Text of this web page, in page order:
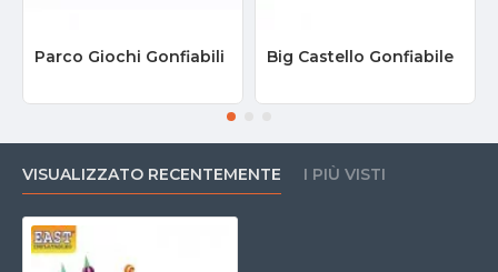
Parco Giochi Gonfiabili Big Castello Gonfiabile
VISUALIZZATO RECENTEMENTE I PIÙ VISTI